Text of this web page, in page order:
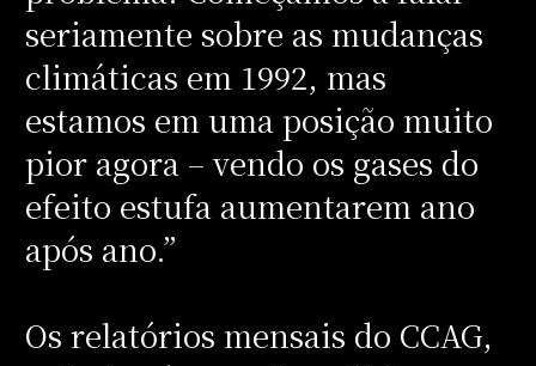
seriamente sobre as mudanças
climáticas em 1992, mas
estamos em uma posição muito
pior agora – vendo os gases do
efeito estufa aumentarem ano
após ano.”
Os relatórios mensais do CCAG,